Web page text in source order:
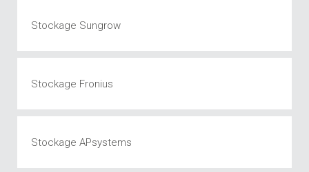
Stockage Sungrow
Stockage Fronius
Stockage APsystems